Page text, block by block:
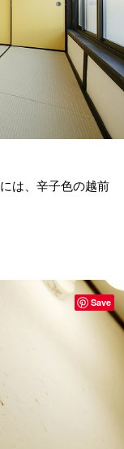
は、辛子色の越前
Save